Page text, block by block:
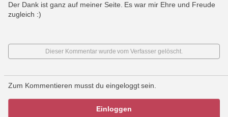
Der Dank ist ganz auf meiner Seite. Es war mir Ehre und Freude
zugleich :)
Dieser Kommentar wurde vom Verfasser gelöscht.
Zum Kommentieren musst du eingeloggt sein.
Einloggen